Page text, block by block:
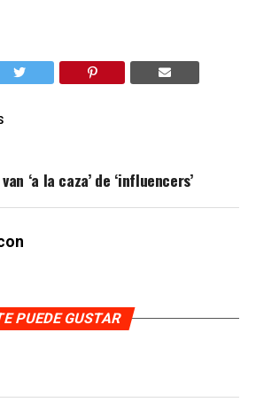
‘a la caza’ de ‘influencers’
PUEDE GUSTAR